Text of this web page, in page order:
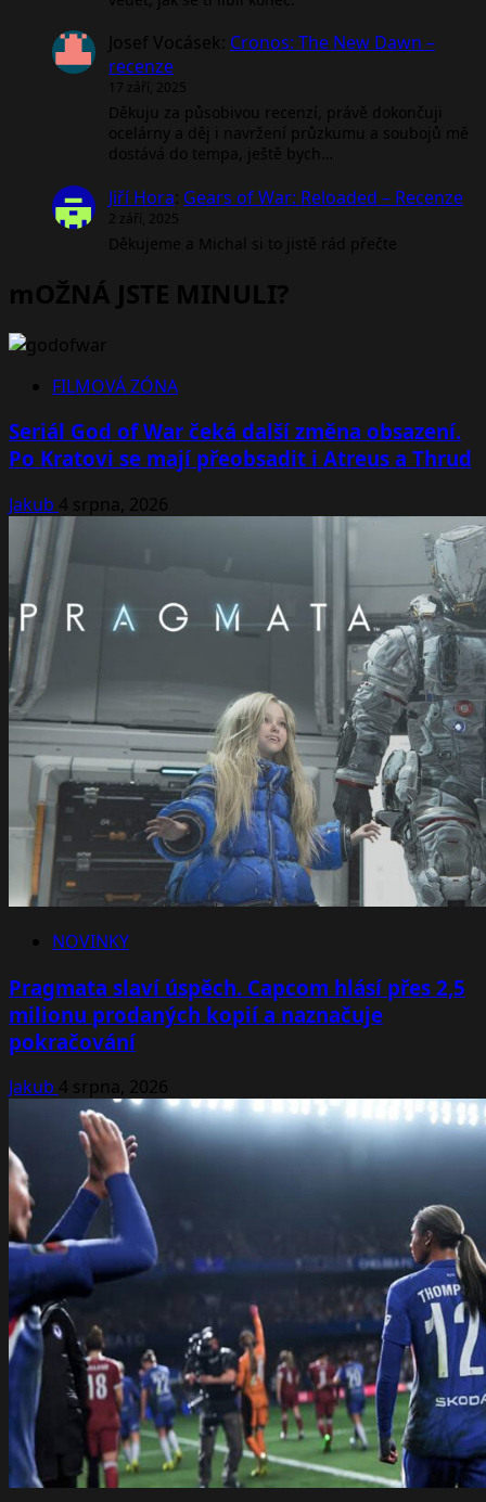
Josef Vocásek: Cronos: The New Dawn –
recenze
17 září, 2025
Děkuju za působivou recenzí, právě dokončuji
ocelárny a děj i navržení průzkumu a soubojů mě
dostává do tempa, ještě bych…
Jiří Hora: Gears of War: Reloaded – Recenze
2 září, 2025
Děkujeme a Michal si to jistě rád přečte
mOŽNÁ JSTE MINULI?
FILMOVÁ ZÓNA
Seriál God of War čeká další změna obsazení.
Po Kratovi se mají přeobsadit i Atreus a Thrud
Jakub 4 srpna, 2026
NOVINKY
Pragmata slaví úspěch. Capcom hlásí přes 2,5
milionu prodaných kopií a naznačuje
pokračování
Jakub 4 srpna, 2026